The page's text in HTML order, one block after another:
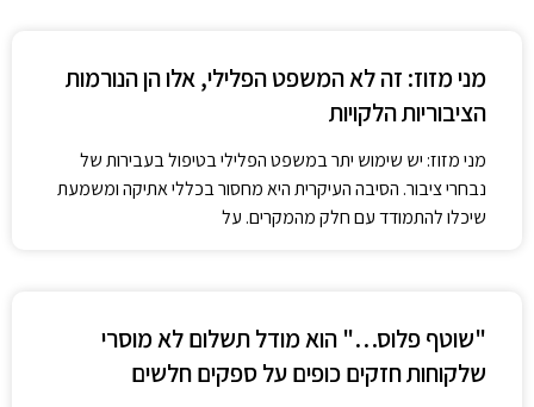
מני מזוז: זה לא המשפט הפלילי, אלו הן הנורמות
הציבוריות הלקויות
מני מזוז: יש שימוש יתר במשפט הפלילי בטיפול בעבירות של
נבחרי ציבור. הסיבה העיקרית היא מחסור בכללי אתיקה ומשמעת
שיכלו להתמודד עם חלק מהמקרים. על
"שוטף פלוס…" הוא מודל תשלום לא מוסרי
שלקוחות חזקים כופים על ספקים חלשים